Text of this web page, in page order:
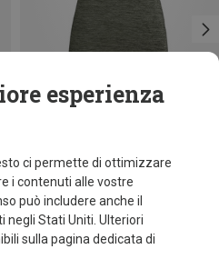
esperienza
ci permette di ottimizzare
i contenuti alle vostre
può includere anche il
Stati Uniti. Ulteriori
sulla pagina dedicata di